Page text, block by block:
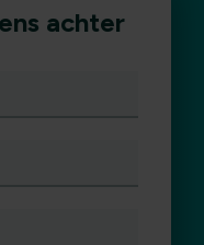
achter